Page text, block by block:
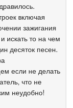
включая
зажигания
искать то на чем
десяток песен.
если не делать
что не
неудобно!